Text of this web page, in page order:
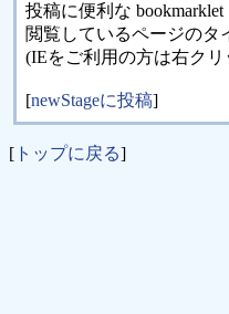
投稿に便利な bookmarklet
閲覧しているページのタ
(IEをご利用の方は右ク
[newStageに投稿]
[ トップに戻る]